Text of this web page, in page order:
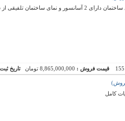
فروش دو واحد آپارتمان نوساز صفر آماده تحویل طبقه اول ساختمان دارای 2
قیمت فروش : 8,865,000,000 تومان تاریخ
کامل